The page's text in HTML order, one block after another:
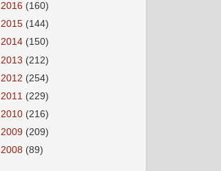
2016 (160)
2015 (144)
2014 (150)
2013 (212)
2012 (254)
2011 (229)
2010 (216)
2009 (209)
2008 (89)